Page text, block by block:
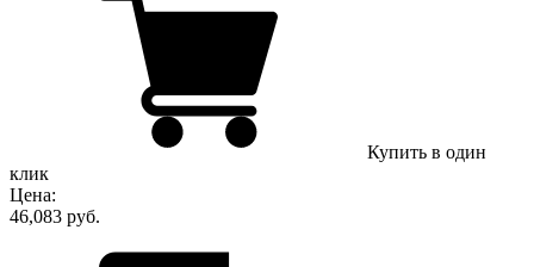
Купить в один
клик
Цена:
46,083 руб.